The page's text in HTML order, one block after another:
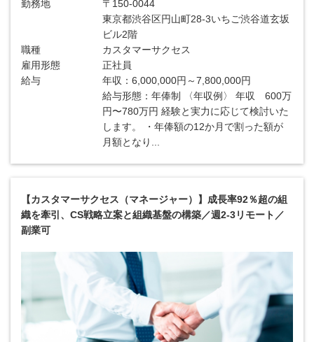
勤務地
〒150-0044
東京都渋谷区円山町28-3いちご渋谷道玄坂
ビル2階
職種
カスタマーサクセス
雇用形態
正社員
給与
年収：6,000,000円～7,800,000円
給与形態：年俸制 〈年収例〉 年収 600万
円〜780万円 経験と実力に応じて検討いた
します。 ・年俸額の12か月で割った額が
月額となり...
【カスタマーサクセス（マネージャー）】成長率92％超の組
織を牽引、CS戦略立案と組織基盤の構築／週2-3リモート／
副業可